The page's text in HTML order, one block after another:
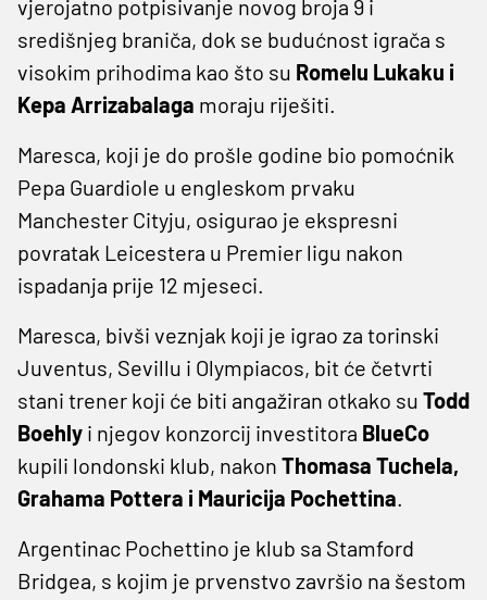
vjerojatno potpisivanje novog broja 9 i
središnjeg braniča, dok se budućnost igrača s
visokim prihodima kao što su Romelu Lukaku i
Kepa Arrizabalaga moraju riješiti.
Maresca, koji je do prošle godine bio pomoćnik
Pepa Guardiole u engleskom prvaku
Manchester Cityju, osigurao je ekspresni
povratak Leicestera u Premier ligu nakon
ispadanja prije 12 mjeseci.
Maresca, bivši veznjak koji je igrao za torinski
Juventus, Sevillu i Olympiacos, bit će četvrti
stani trener koji će biti angažiran otkako su Todd
Boehly i njegov konzorcij investitora BlueCo
kupili londonski klub, nakon Thomasa Tuchela,
Grahama Pottera i Mauricija Pochettina.
Argentinac Pochettino je klub sa Stamford
Bridgea, s kojim je prvenstvo završio na šestom